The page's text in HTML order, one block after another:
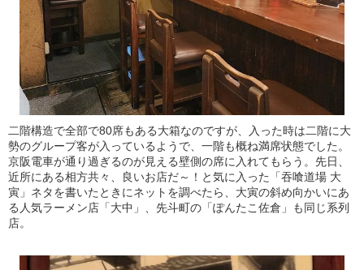
二階構造で全部で80席もある大箱なのですが、入った時は二階に大
勢のグループ客が入っているようで、一階も概ね満席状態でした。
京阪電車が通り過ぎるのが見える壁側の席に入れてもらう。先日、
近所にある相方共々、良いお店だ～！と気に入った「吞喰道場 大
寅」ネタを書いたときにネットを調べたら、大寅の斜め向かいにあ
る人気ラーメン店「大中」、先斗町の「ぽんたこ佐倉」も同じ系列
店。